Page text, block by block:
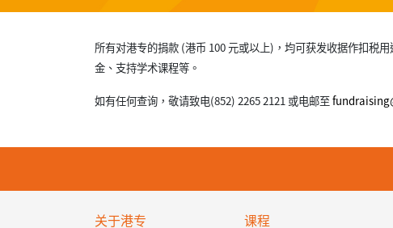
所有对港专的捐款 (港币 100 元或以上)，均可获发收据作扣税
金、支持学术课程等。
如有任何查询，敬请致电(852) 2265 2121 或电邮至
关于港专 课程